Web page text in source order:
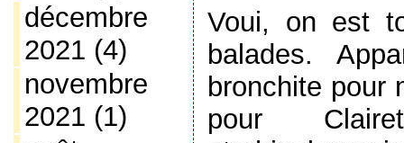
décembre
2021 (4)
novembre
2021 (1)
Voui, on est
balades.
bronchite pour
pour